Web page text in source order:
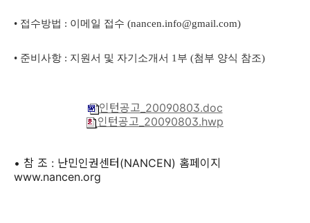
• 접수방법 : 이메일 접수 (nancen.info@gmail.com)
• 준비사항 : 지원서 및 자기소개서 1부 (첨부 양식 참조)
인턴공고_20090803.doc
인턴공고_20090803.hwp
• 참 조 : 난민인권센터(NANCEN) 홈페이지
www.nancen.org